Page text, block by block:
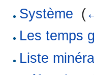
Système (
Les temps
Liste